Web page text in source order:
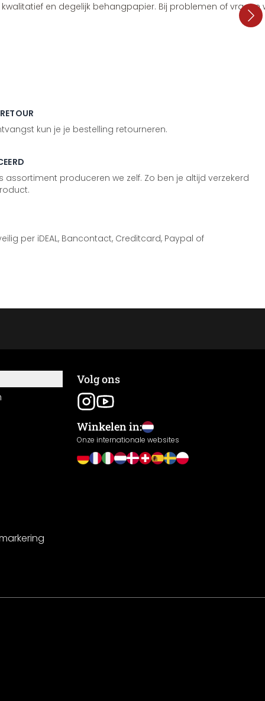
kwalitatief en degelijk behangpapier. Bij problemen of
kun je je bestelling retourneren.
assortiment produceren we zelf. Zo ben je altijd verzekerd
per iDEAL, Bancontact, Creditcard, Paypal of
Volg ons
Winkelen in:
Onze internationale websites